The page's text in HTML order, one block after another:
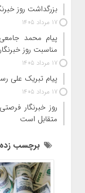
بزرگداشت روز
17 مرداد 1405
پیام محمد
مناسبت روز خبرنگار
17 مرداد 1405
پیام تبریک علی رسولیان،
17 مرداد 1405
روز خبرنگار
متقابل است
برچسب زده